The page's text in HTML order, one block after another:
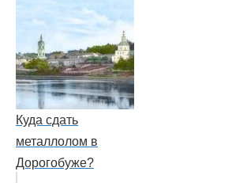
Куда сдать
металлолом в
Дорогобуже?